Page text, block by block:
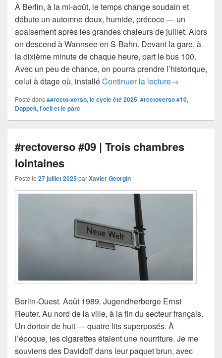
À Berlin, à la mi-août, le temps change soudain et
débute un automne doux, humide, précoce — un
apaisement après les grandes chaleurs de juillet. Alors
on descend à Wannsee en S-Bahn. Devant la gare, à
la dixième minute de chaque heure, part le bus 100.
Avec un peu de chance, on pourra prendre l’historique,
celui à étage où, installéContinuer la lecture#rectoverso
→
Posté dans##recto-verso, le cycle été 2025, #rectoverso #10,
Doppelt, l'oeil et le parc
#rectoverso #09 | Trois chambres
lointaines
Posté le 27 juillet 2025parXavier Georgin
Berlin-Ouest. Août 1989. Jugendherberge Ernst
Reuter. Au nord de la ville, à la fin du secteur français.
Un dortoir de huit — quatre lits superposés. À
l’époque, les cigarettes étaient une nourriture. Je me
souviens des Davidoff dans leur paquet brun, avec